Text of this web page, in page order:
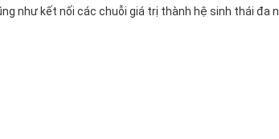
như kết nối các chuỗi giá trị thành hệ sinh thái đa